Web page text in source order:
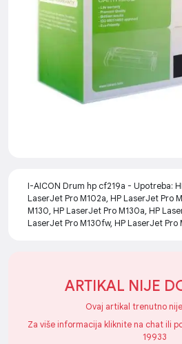
I-AICON Drum hp cf219a - Upotreba:
LaserJet Pro M102a, HP LaserJet Pro
M130, HP LaserJet Pro M130a, HP
LaserJet Pro M130fw, HP LaserJet Pro
ARTIKAL NIJE
Ovaj artikal trenutno
Za više informacija kliknite na chat ili
19933